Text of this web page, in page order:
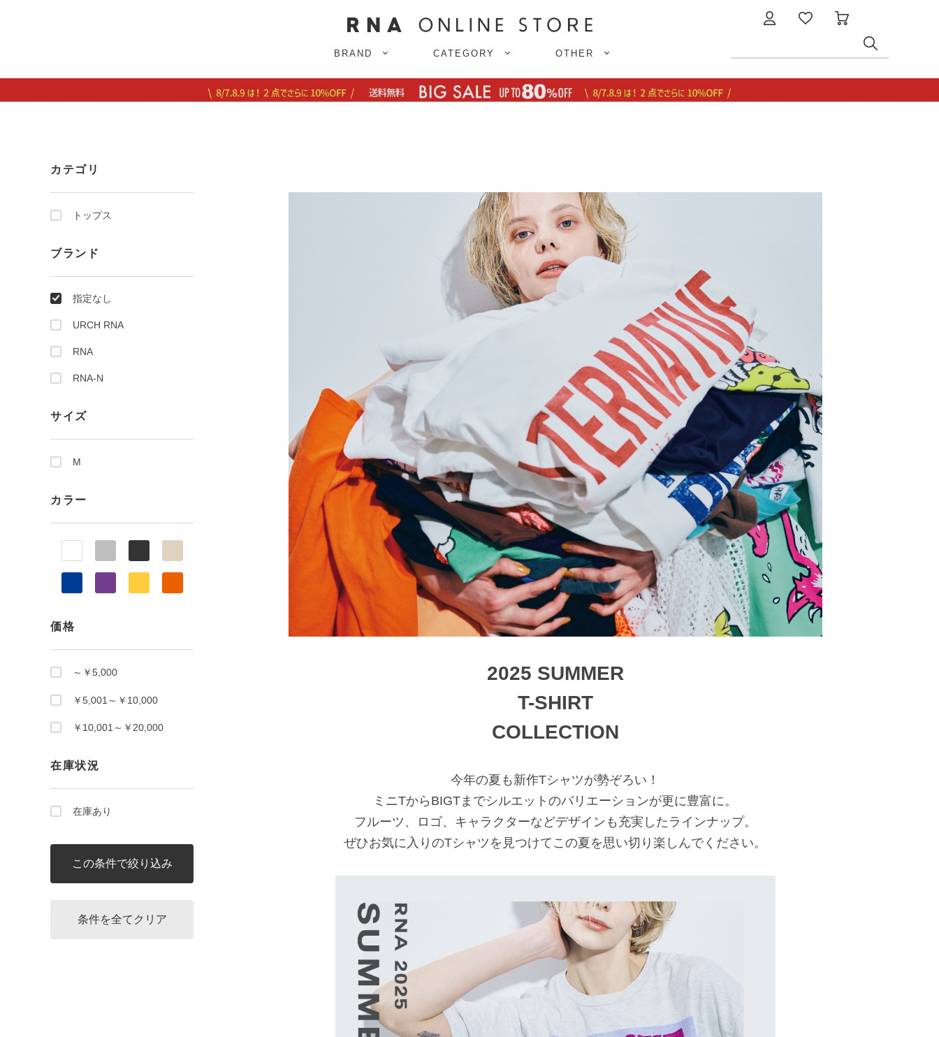
BRAND CATEGORY OTHER
カテゴリ
トップス
ブランド
指定なし
URCH RNA
RNA
RNA-N
サイズ
M
カラー
価格
～￥5,000
￥5,001～￥10,000
￥10,001～￥20,000
在庫状況
在庫あり
2025 SUMMER
T-SHIRT
COLLECTION
今年の夏も新作Tシャツが勢ぞろい！
ミニTからBIGTまでシルエットのバリエーションが更に豊富に。
フルーツ、ロゴ、キャラクターなどデザインも充実したラインナップ。
ぜひお気に入りのTシャツを見つけてこの夏を思い切り楽しんでください。